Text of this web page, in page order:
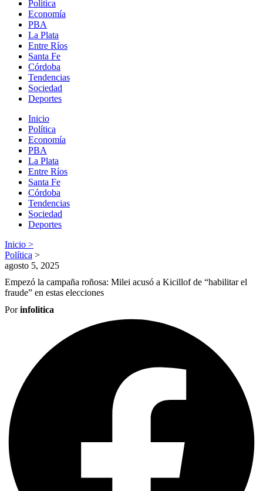
Política
Economía
PBA
La Plata
Entre Ríos
Santa Fe
Córdoba
Tendencias
Sociedad
Deportes
Inicio
Política
Economía
PBA
La Plata
Entre Ríos
Santa Fe
Córdoba
Tendencias
Sociedad
Deportes
Inicio >
Política >
agosto 5, 2025
Empezó la campaña roñosa: Milei acusó a Kicillof de “habilitar el
fraude” en estas elecciones
Porinfolitica